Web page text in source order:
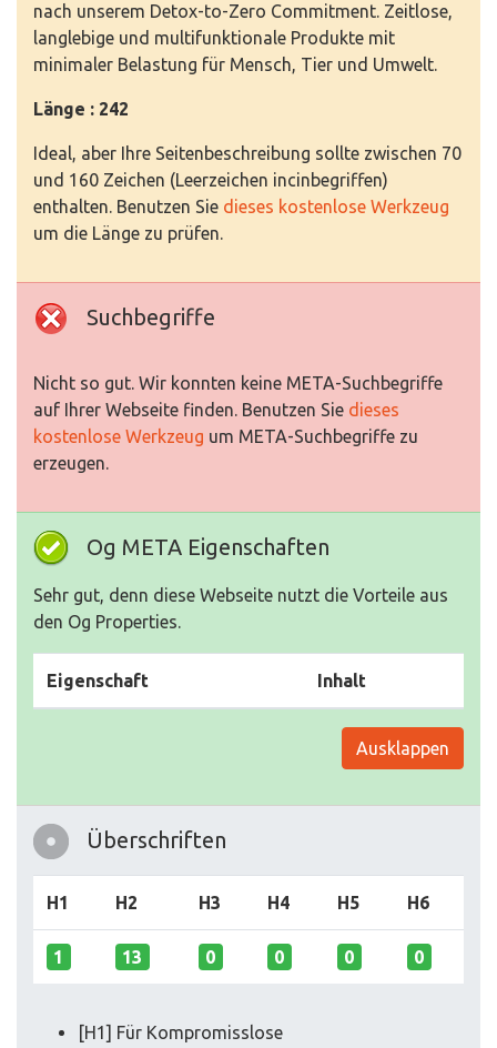
nach unserem Detox-to-Zero Commitment. Zeitlose,
langlebige und multifunktionale Produkte mit
minimaler Belastung für Mensch, Tier und Umwelt.
Länge : 242
Ideal, aber Ihre Seitenbeschreibung sollte zwischen 70
und 160 Zeichen (Leerzeichen incinbegriffen)
enthalten. Benutzen Sie dieses kostenlose Werkzeug
um die Länge zu prüfen.
Suchbegriffe
Nicht so gut. Wir konnten keine META-Suchbegriffe
auf Ihrer Webseite finden. Benutzen Sie dieses
kostenlose Werkzeug um META-Suchbegriffe zu
erzeugen.
Og META Eigenschaften
Sehr gut, denn diese Webseite nutzt die Vorteile aus
den Og Properties.
Eigenschaft Inhalt
Ausklappen
Überschriften
H1 H2 H3 H4 H5 H6
1 13 0 0 0 0
[H1] Für Kompromisslose